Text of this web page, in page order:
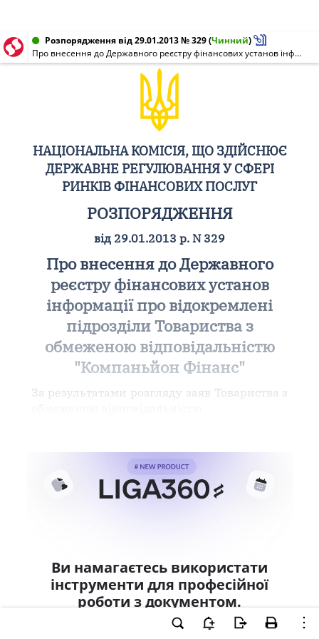
Розпорядження від 29.01.2013 № 329(Чинний)
Про внесення до Державного реєстру фінансових установ інформації про відокремлені підрозділи Товариства з обмеженою відповідальністю "Компаньйон Фінанс"
НАЦІОНАЛЬНА КОМІСІЯ, ЩО ЗДІЙСНЮЄ
ДЕРЖАВНЕ РЕГУЛЮВАННЯ У СФЕРІ
РИНКІВ ФІНАНСОВИХ ПОСЛУГ
РОЗПОРЯДЖЕННЯ
від 29.01.2013 р. N 329
Про внесення до Державного
реєстру фінансових установ
інформації про відокремлені
підрозділи Товариства з
обмеженою відповідальністю
"Компаньйон Фінанс"
За результатами розгляду заяв Товариства з
Ви намагаєтесь використати
інструменти для професійної
роботи з документом.
Ці можливості доступні тільки користувачам